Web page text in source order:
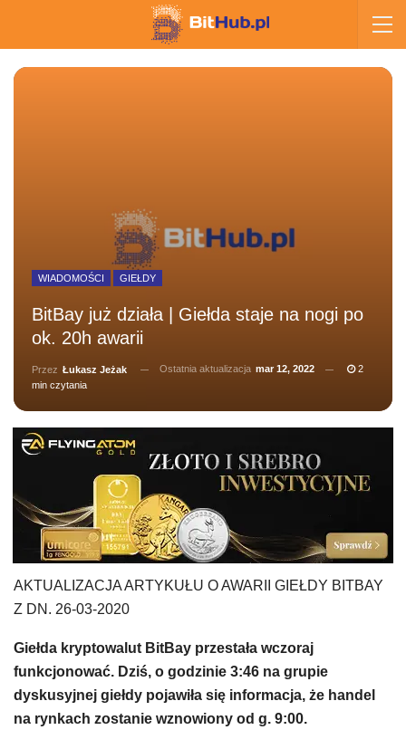
WIADOMOŚCI GIEŁDY
BitBay już działa | Giełda staje na nogi po
ok. 20h awarii
Przez Łukasz Jeżak Ostatnia aktualizacja mar 12, 2022
2
min czytania
AKTUALIZACJA ARTYKUŁU O AWARII GIEŁDY BITBAY
Z DN. 26-03-2020
Giełda kryptowalut BitBay przestała wczoraj
funkcjonować. Dziś, o godzinie 3:46 na grupie
dyskusyjnej giełdy pojawiła się informacja, że handel
na rynkach zostanie wznowiony od g. 9:00.